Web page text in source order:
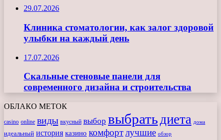
29.07.2026
Клиника стоматологии, как залог здоровой
улыбки на каждый день
17.07.2026
Скальные стеновые панели для
современного дизайна и строительства
ОБЛАКО МЕТОК
casino online виды вкусный выбор выбратьдиета дома
идеальный история казино комфортлучшие обзор